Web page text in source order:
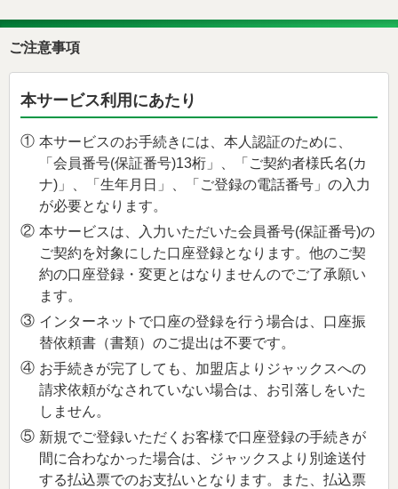
ご注意事項
本サービス利用にあたり
① 本サービスのお手続きには、本人認証のために、
「会員番号(保証番号)13桁」、「ご契約者様氏名(カ
ナ)」、「生年月日」、「ご登録の電話番号」の入力
が必要となります。
② 本サービスは、入力いただいた会員番号(保証番号)の
ご契約を対象にした口座登録となります。他のご契
約の口座登録・変更とはなりませんのでご了承願い
ます。
③ インターネットで口座の登録を行う場合は、口座振
替依頼書（書類）のご提出は不要です。
④ お手続きが完了しても、加盟店よりジャックスへの
請求依頼がなされていない場合は、お引落しをいた
しません。
⑤ 新規でご登録いただくお客様で口座登録の手続きが
間に合わなかった場合は、ジャックスより別途送付
する払込票でのお支払いとなります。また、払込票